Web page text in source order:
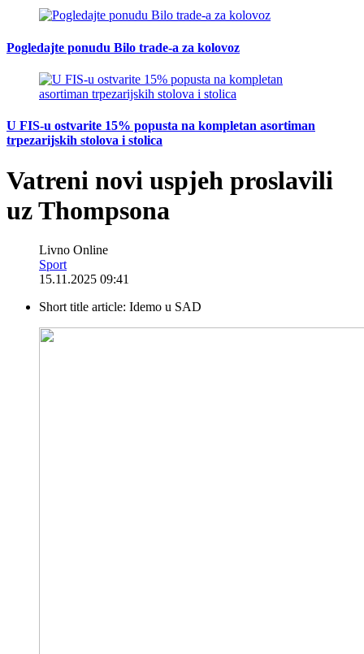
Pogledajte ponudu Bilo trade-a za kolovoz
U FIS-u ostvarite 15% popusta na kompletan asortiman
trpezarijskih stolova i stolica
Vatreni novi uspjeh proslavili
uz Thompsona
Livno Online
Sport
15.11.2025 09:41
Short title article: Idemo u SAD